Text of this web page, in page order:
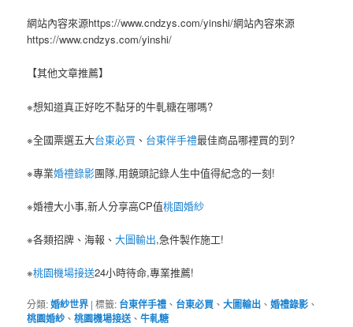
網站內容來源https://www.cndzys.com/yinshi/網站內容來源
https://www.cndzys.com/yinshi/
【其他文章推薦】
※想知道真正好吃不黏牙的牛軋糖在哪嗎?
※全國票選五大台東必買 、 台東伴手禮最佳商品哪裡買的到?
※專業婚禮錄影團隊,用鏡頭記錄人生中值得紀念的一刻!
※婚禮大小事,新人分享高CP值桃園婚紗
※各類招牌、海報、大圖輸出,急件製作施工!
※桃園機場接送24小時待命,專業推薦!
分類:婚紗世界 |標籤: 台東伴手禮 、 台東必買 、大圖輸出 、婚禮錄影 、
桃園婚紗 、桃園機場接送 、牛軋糖